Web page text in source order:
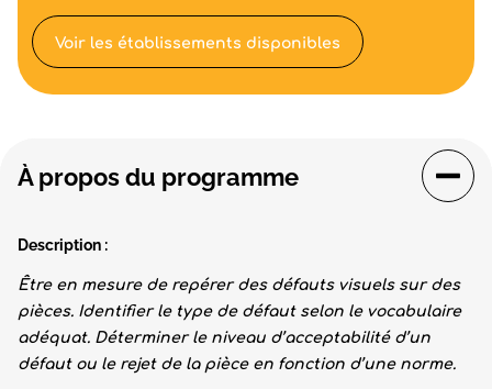
À propos du programme
Description :
Être en mesure de repérer des défauts visuels sur des
pièces. Identifier le type de défaut selon le vocabulaire
adéquat. Déterminer le niveau d’acceptabilité d’un
défaut ou le rejet de la pièce en fonction d’une norme.
Voir les établissements disponibles